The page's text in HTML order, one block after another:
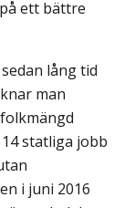
ett bättre
lång tid
man
statliga jobb
i juni 2016